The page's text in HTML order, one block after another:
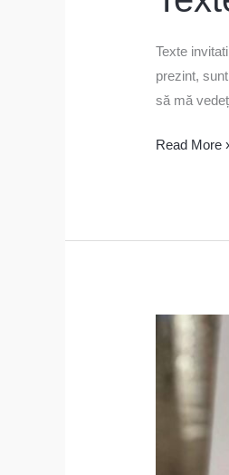
Texte
prezint,
să mă
Read More
Text
nunta